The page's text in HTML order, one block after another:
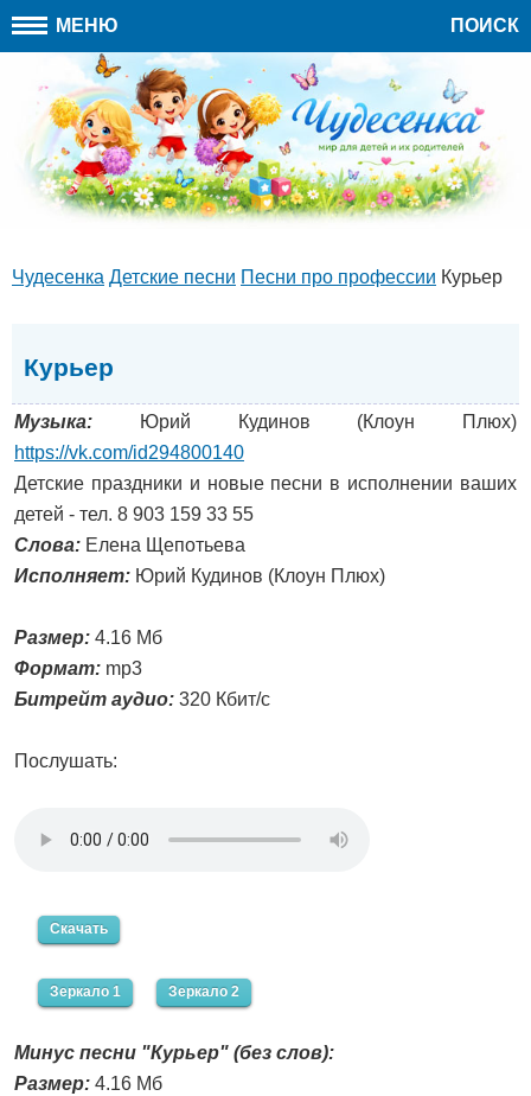
МЕНЮ ПОИСК
Чудесенка Детские песни Песни про профессии Курьер
Курьер
Музыка: Юрий Кудинов (Клоун Плюх)
https://vk.com/id294800140
Детские праздники и новые песни в исполнении ваших
детей - тел. 8 903 159 33 55
Слова: Елена Щепотьева
Исполняет: Юрий Кудинов (Клоун Плюх)
Размер: 4.16 Мб
Формат: mp3
Битрейт аудио: 320 Кбит/с
Послушать:
Скачать
Зеркало 1 Зеркало 2
Минус песни "Курьер" (без слов):
Размер: 4.16 Мб